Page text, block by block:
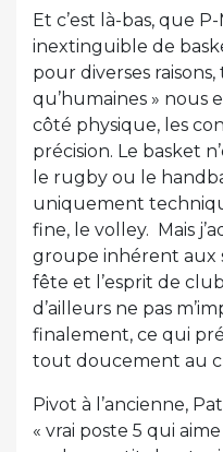
Et c’est là-bas, que
inextinguible de
pour diverses
qu’humaines » nous
côté physique, les
précision. Le basket
le rugby ou le
uniquement
fine, le volley. Mais
groupe inhérent aux
fête et l’esprit de
d’ailleurs ne pas
finalement, ce qui
tout doucement au
Pivot à l’ancienne,
« vrai poste 5 qui